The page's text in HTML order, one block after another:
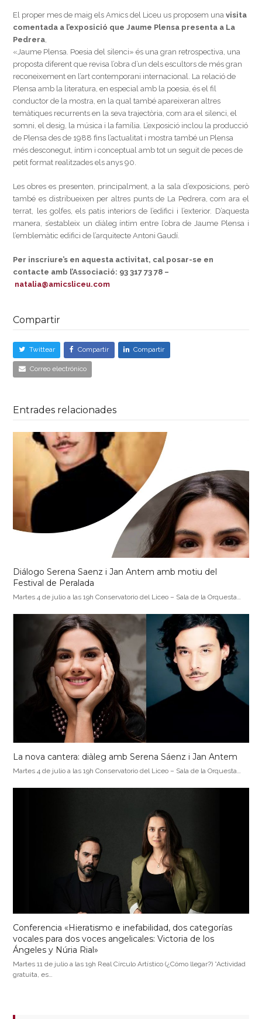
El proper mes de maig els Amics del Liceu us proposem una visita
comentada a l’exposició que Jaume Plensa presenta a La
Pedrera
«Jaume Plensa. Poesia del silenci» és una gran retrospectiva, una
proposta diferent que revisa l’obra d’un dels escultors de més gran
reconeixement en l’art contemporani internacional. La relació de
Plensa amb la literatura, en especial amb la poesia, és el fil
conductor de la mostra, en la qual també apareixeran altres
temàtiques recurrents en la seva trajectòria, com ara el silenci, el
somni, el desig, la música i la família. L’exposició inclou la producció
de Plensa des de 1988 fins l’actualitat i mostra també un Plensa
més desconegut, íntim i conceptual amb tot un seguit de peces de
petit format realitzades els anys 90.
Les obres es presenten, principalment, a la sala d’exposicions, però
també es distribueixen per altres punts de La Pedrera, com ara el
terrat, les golfes, els patis interiors de l’edifici i l’exterior. D’aquesta
manera, s’estableix un diàleg íntim entre l’obra de Jaume Plensa i
l’emblemàtic edifici de l’arquitecte Antoni Gaudí.
Per inscriure’s en aquesta activitat, cal posar-se en
contacte amb l’Associació: 93 317 73 78 –
natalia@amicsliceu.com
Compartir
Twittear Compartir Compartir
Correo electrónico
Entrades relacionades
Diálogo Serena Saenz i Jan Antem amb motiu del
Festival de Peralada
Martes 4 de julio a las 19h Conservatorio del Liceo – Sala de la Orquesta…
La nova cantera: diàleg amb Serena Sáenz i Jan Antem
Martes 4 de julio a las 19h Conservatorio del Liceo – Sala de la Orquesta…
Conferencia «Hieratismo e inefabilidad, dos categorías
vocales para dos voces angelicales: Victoria de los
Ángeles y Núria Rial»
Martes 11 de julio a las 19h Real Círculo Artístico (¿Cómo llegar?) *Actividad
gratuita, es…